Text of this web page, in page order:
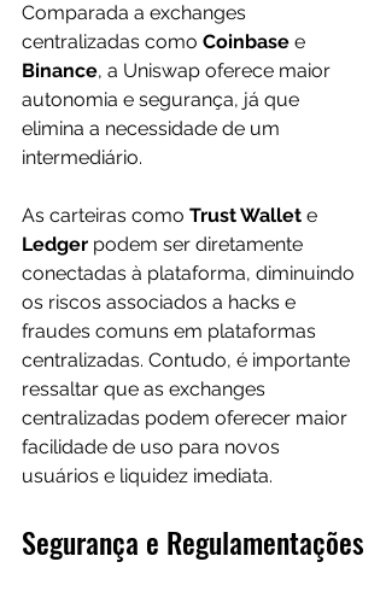
Comparada a exchanges
centralizadas como Coinbase e
Binance, a Uniswap oferece maior
autonomia e segurança, já que
elimina a necessidade de um
intermediário.
As carteiras como Trust Wallet e
Ledger podem ser diretamente
conectadas à plataforma, diminuindo
os riscos associados a hacks e
fraudes comuns em plataformas
centralizadas. Contudo, é importante
ressaltar que as exchanges
centralizadas podem oferecer maior
facilidade de uso para novos
usuários e liquidez imediata.
Segurança e Regulamentações